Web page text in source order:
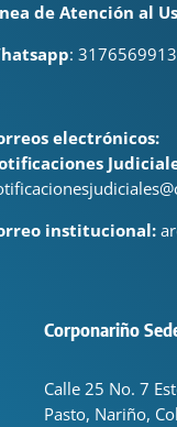
de Atención al
: 3176569913
electrónicos:
institucional:
Corponariño
Calle 25 No. 7
Pasto, Nariño,